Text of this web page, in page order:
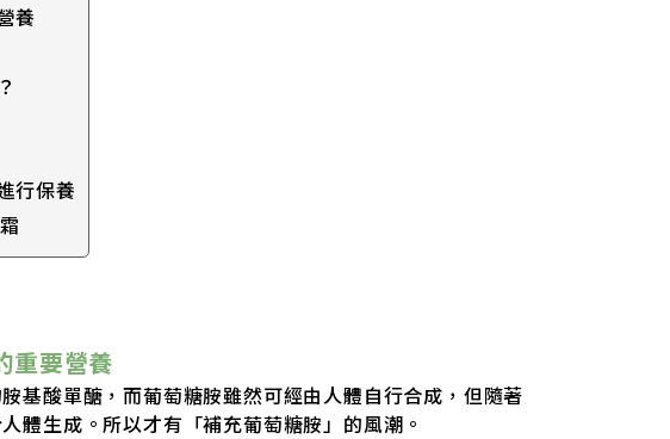
養
行保養
重要營養
基酸單醣，而葡萄糖胺雖然可經由人體自行合成，但隨著
體生成。所以才有「補充葡萄糖胺」的風潮。